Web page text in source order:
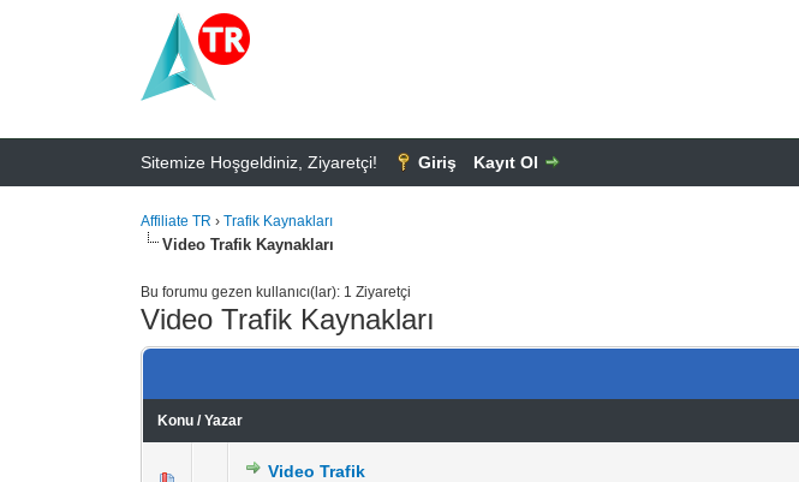
Sitemize Hoşgeldiniz, Ziyaretçi! Giriş Kayıt Ol
Affiliate TR › Trafik Kaynakları
Video Trafik Kaynakları
Bu forumu gezen kullanıcı(lar): 1 Ziyaretçi
Video Trafik Kaynakları
Konu /Yazar
Video Trafik